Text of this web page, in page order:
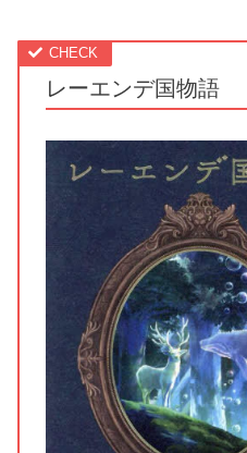
レーエンデ国物語